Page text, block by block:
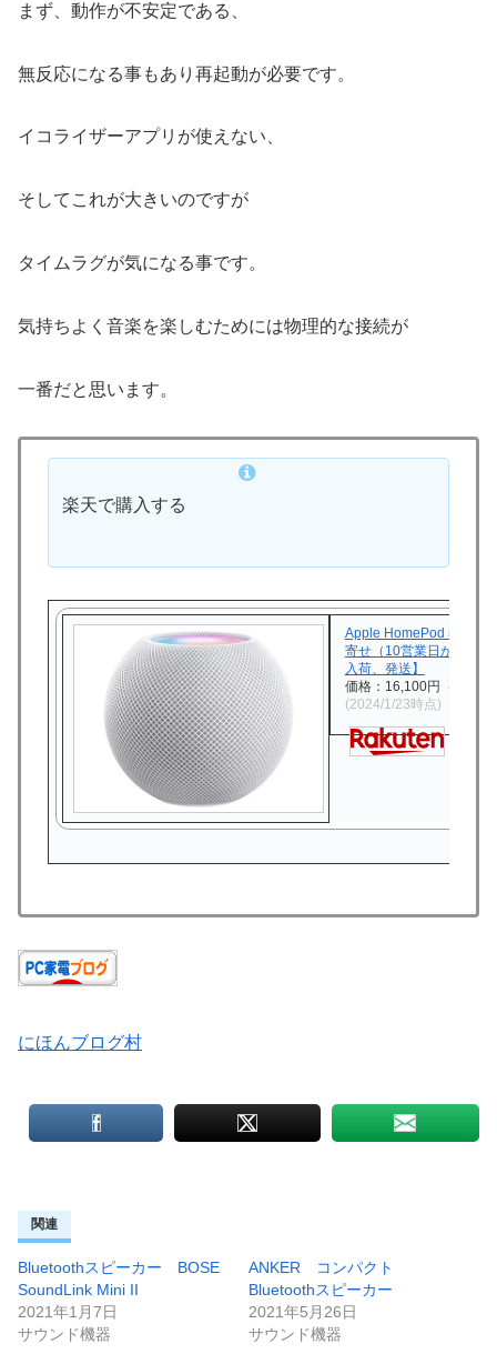
まず、動作が不安定である、
無反応になる事もあり再起動が必要です。
イコライザーアプリが使えない、
そしてこれが大きいのですが
タイムラグが気になる事です。
気持ちよく音楽を楽しむためには物理的な接続が
一番だと思います。
楽天で購入する
Apple HomePod mini [ホ
寄せ（10営業日から2週
入荷、発送】
価格：16,100円（税込、
(2024/1/23時点)
にほんブログ村
関連
Bluetoothスピーカー BOSE
SoundLink Mini II
2021年1月7日
サウンド機器
ANKER コンパクト
Bluetoothスピーカー
2021年5月26日
サウンド機器